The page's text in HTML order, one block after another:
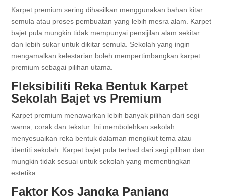
Karpet premium sering dihasilkan menggunakan bahan kitar
semula atau proses pembuatan yang lebih mesra alam. Karpet
bajet pula mungkin tidak mempunyai pensijilan alam sekitar
dan lebih sukar untuk dikitar semula. Sekolah yang ingin
mengamalkan kelestarian boleh mempertimbangkan karpet
premium sebagai pilihan utama.
Fleksibiliti Reka Bentuk Karpet
Sekolah Bajet vs Premium
Karpet premium menawarkan lebih banyak pilihan dari segi
warna, corak dan tekstur. Ini membolehkan sekolah
menyesuaikan reka bentuk dalaman mengikut tema atau
identiti sekolah. Karpet bajet pula terhad dari segi pilihan dan
mungkin tidak sesuai untuk sekolah yang mementingkan
estetika.
Faktor Kos Jangka Panjang